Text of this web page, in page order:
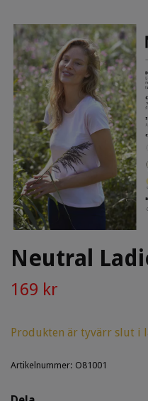
Neutral
169 kr
Produkten är tyvärr slut i
Artikelnummer: O81001